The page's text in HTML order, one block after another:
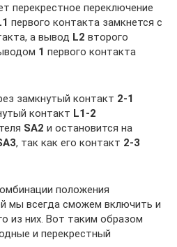
перекрестное переключение
первого контакта замкнется с
а вывод L2 второго
1 первого контакта
замкнутый контакт 2-1
контакт L1-2
SA2 и остановится на
, так как его контакт 2-3
положения
мы всегда сможем включить и
из них. Вот таким образом
и перекрестный